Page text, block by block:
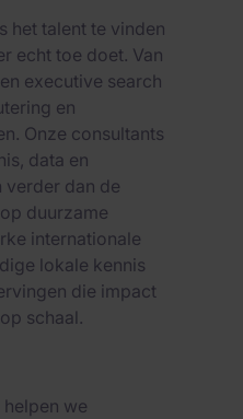
het talent te vinden
echt toe doet. Van
executive search
en
Onze consultants
data en
verder dan de
duurzame
internationale
lokale kennis
die impact
schaal.
we